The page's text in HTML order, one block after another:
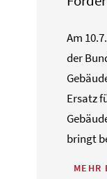
Am
der
Ersatz
bringt
MEHR